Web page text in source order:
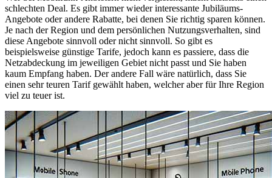
schlechten Deal. Es gibt immer wieder interessante Jubiläums-
Angebote oder andere Rabatte, bei denen Sie richtig sparen können.
Je nach der Region und dem persönlichen Nutzungsverhalten, sind
diese Angebote sinnvoll oder nicht sinnvoll. So gibt es
beispielsweise günstige Tarife, jedoch kann es passiere, dass die
Netzabdeckung im jeweiligen Gebiet nicht passt und Sie haben
kaum Empfang haben. Der andere Fall wäre natürlich, dass Sie
einen sehr teuren Tarif gewählt haben, welcher aber für Ihre Region
viel zu teuer ist.